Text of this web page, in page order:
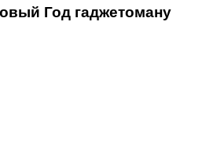
Год гаджетоману